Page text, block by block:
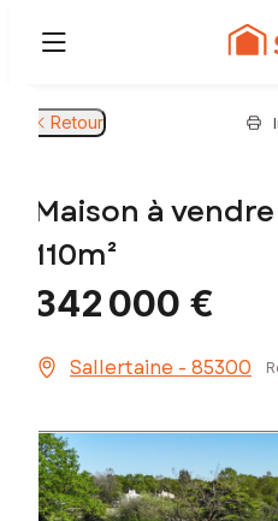
Retour
Maison à
110m²
342 000 €
Sallertaine - 85300